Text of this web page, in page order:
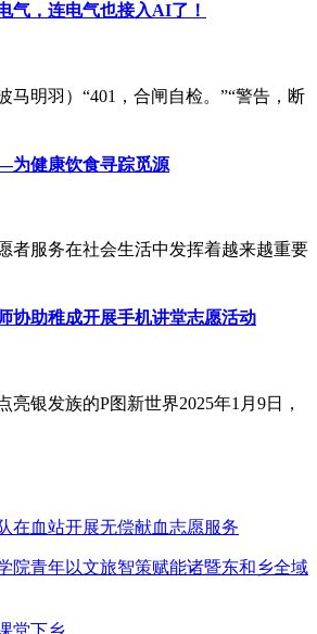
气，连电气也接入AI了！
马明羽）“401，合闸自检。”“警告，断
健康饮食寻踪觅源
者服务在社会生活中发挥着越来越重要
协助稚成开展手机讲堂志愿活动
亮银发族的P图新世界2025年1月9日，
在血站开展无偿献血志愿服务
院青年以文旅智策赋能诸暨东和乡全域
堂下乡